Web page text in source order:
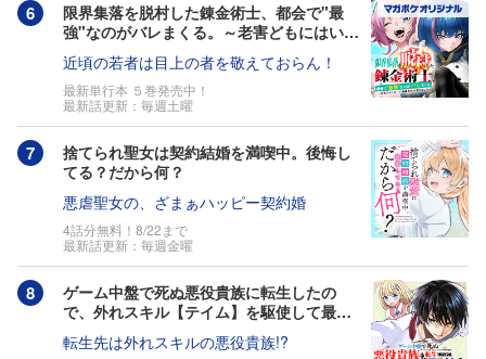
限界集落を脱村した錬金術士、都会で"最
強"なのがバレまくる。～老害どもにはいい
加減愛想が尽きました～
近頃の若者は目上の者を敬えておらん！
最新単行本 ５巻発売中！
最新話更新：毎週土曜
捨てられ聖女は契約結婚を満喫中。後悔し
てる？だから何？
悪虐聖女の、ざまぁハッピー契約婚
4話分無料！8/22まで
最新話更新：毎週金曜
ゲーム中盤で死ぬ悪役貴族に転生したの
で、外れスキル【テイム】を駆使して最強
を目指してみた
転生先は外れスキルの悪役貴族!?